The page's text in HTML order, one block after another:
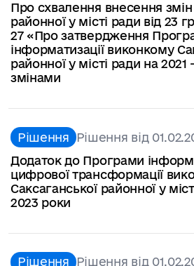
Про схвалення внесення
районної у місті ради від 23
27 «Про затвердження
інформатизації виконкому
районної у місті ради на 2021
змінами
Рішення Рішення від
Додаток до Програми
цифрової трансформації
Саксаганської районної у
2023 роки
Рішення Рішення від